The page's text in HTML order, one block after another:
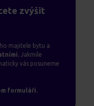
zvýšit
majitele bytu a
Jakmile
vás posuneme
formuláři.